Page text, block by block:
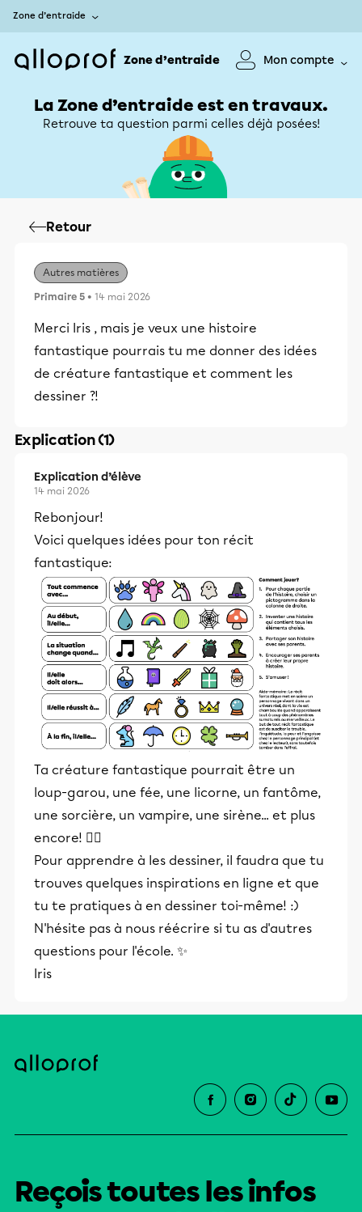
Zone d’entraide
Zone d’entraide Mon compte
La Zone d’entraide est en travaux.
Retrouve ta question parmi celles déjà posées!
Retour
Autres matières
Primaire 5 • 14 mai 2026
Merci Iris , mais je veux une histoire
fantastique pourrais tu me donner des idées
de créature fantastique et comment les
dessiner ?!
Explication (1)
Explication d’élève
14 mai 2026
Rebonjour!
Voici quelques idées pour ton récit
fantastique:
Ta créature fantastique pourrait être un
loup-garou, une fée, une licorne, un fantôme,
une sorcière, un vampire, une sirène... et plus
encore! 🧟‍♀️
Pour apprendre à les dessiner, il faudra que tu
trouves quelques inspirations en ligne et que
tu te pratiques à en dessiner toi-même! :)
N'hésite pas à nous réécrire si tu as d'autres
questions pour l'école. ✨
Iris
Reçois toutes les infos